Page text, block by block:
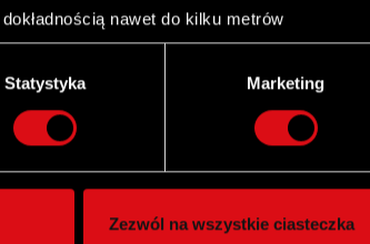
nawet do kilku metrów
je zbiory danych (fingerprinting,
oraz ustaw własne preferencje w
swoją zgodę w dowolnej chwili.
oferować funkcje społecznościowe i
te informacje z innymi danymi
Statystyka Marketing
Zezwól na wszystkie ciasteczka